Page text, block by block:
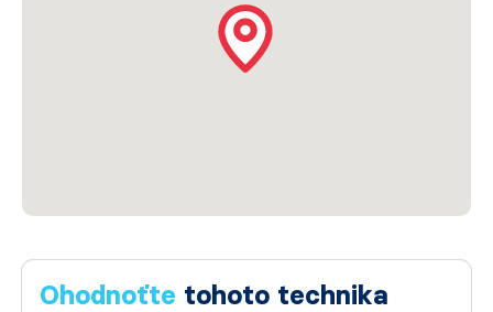
Ohodnoťte tohoto technika